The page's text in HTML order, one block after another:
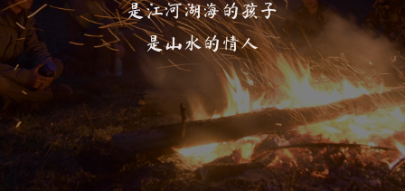
是江河湖海的孩子
是山水的情人